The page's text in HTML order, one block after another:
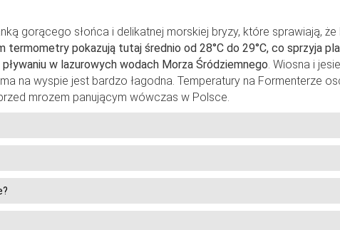
gorącego słońca i delikatnej morskiej bryzy, które sprawiają, że
termometry pokazują tutaj średnio od 28°C do 29°C, co sprzyja
w lazurowych wodach Morza Śródziemnego. Wiosna i
na wyspie jest bardzo łagodna. Temperatury na Formenterze
mrozem panującym wówczas w Polsce.